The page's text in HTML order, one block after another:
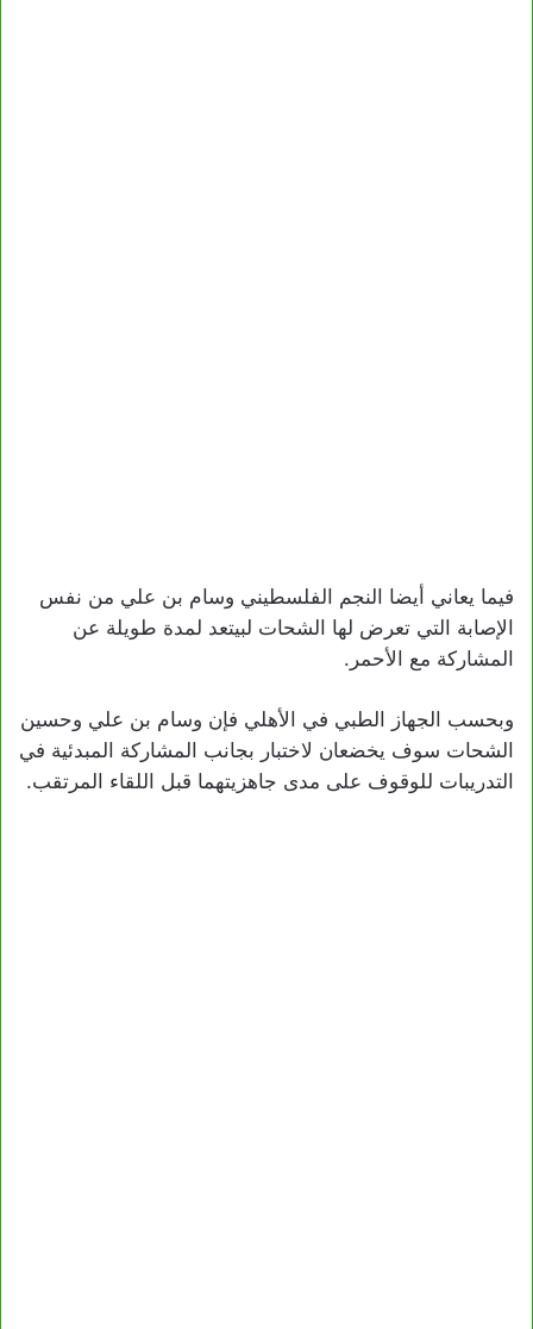
فيما يعاني أيضا النجم الفلسطيني وسام بن علي من نفس
الإصابة التي تعرض لها الشحات لبيتعد لمدة طويلة عن
المشاركة مع الأحمر.
وبحسب الجهاز الطبي في الأهلي فإن وسام بن علي وحسين
الشحات سوف يخضعان لاختبار بجانب المشاركة المبدئية في
التدريبات للوقوف على مدى جاهزيتهما قبل اللقاء المرتقب.